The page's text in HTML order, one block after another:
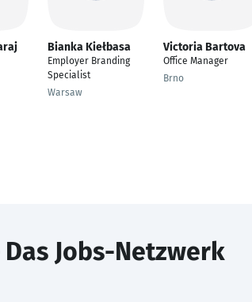
Bianka Kiełbasa
Employer Branding
Specialist
Warsaw
Victoria Bartova
Office Manager
Brno
Das Jobs-Netzwerk